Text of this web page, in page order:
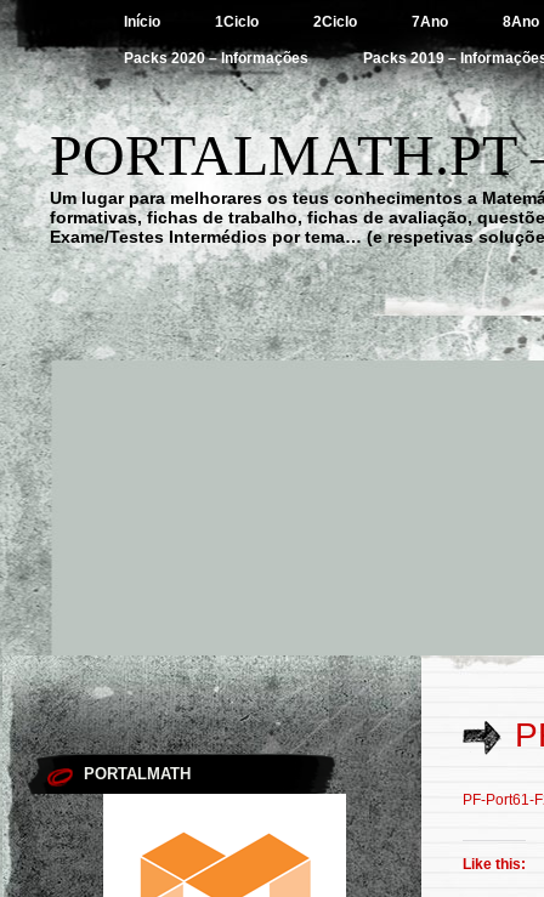
Início 1Ciclo 2Ciclo 7Ano 8Ano
Packs 2020 – Informações Packs 2019 –
Um lugar para melhorares os teus conhecimentos a
formativas, fichas de trabalho, fichas de avaliação,
Exame/Testes Intermédios por tema… (e respetivas
PORTALMATH
PF-Port61-
Like this: